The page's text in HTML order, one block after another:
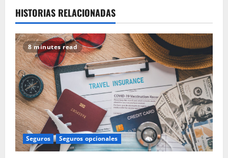
HISTORIAS RELACIONADAS
8 minutes read
Seguros Seguros opcionales